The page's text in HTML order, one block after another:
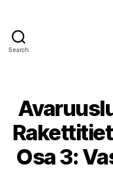
Search
Osa 3: